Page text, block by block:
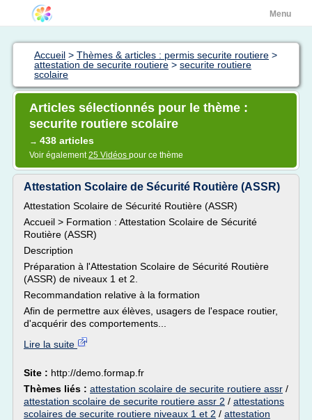
Menu
Accueil > Thèmes & articles : permis securite routiere >
attestation de securite routiere > securite routiere
scolaire
Articles sélectionnés pour le thème :
securite routiere scolaire
→ 438 articles
Voir également25 Vidéos pour ce thème
Attestation Scolaire de Sécurité Routière (ASSR)
Attestation Scolaire de Sécurité Routière (ASSR)
Accueil > Formation : Attestation Scolaire de Sécurité
Routière (ASSR)
Description
Préparation à l'Attestation Scolaire de Sécurité Routière
(ASSR) de niveaux 1 et 2.
Recommandation relative à la formation
Afin de permettre aux élèves, usagers de l'espace routier,
d'acquérir des comportements...
Lire la suite
Site : http://demo.formap.fr
Thèmes liés : attestation scolaire de securite routiere assr /
attestation scolaire de securite routiere assr 2 / attestations
scolaires de securite routiere niveaux 1 et 2 / attestation